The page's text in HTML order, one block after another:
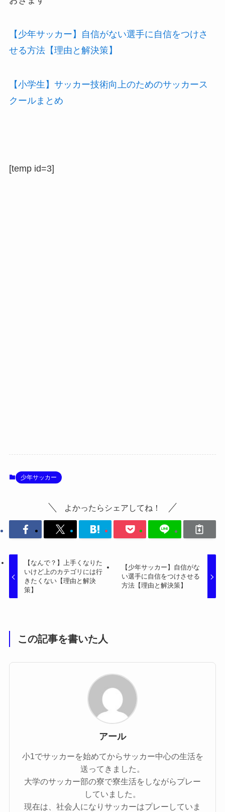
【少年サッカー】自信がない選手に自信をつけさ
せる方法【理由と解決策】
【小学生】サッカー技術向上のためのサッカース
クールまとめ
[temp id=3]
少年サッカー
よかったらシェアしてね！
【なんで？】上手くなりた
いけど上のカテゴリには行
きたくない【理由と解決
策】
【少年サッカー】自信がな
い選手に自信をつけさせる
方法【理由と解決策】
この記事を書いた人
アール
小1でサッカーを始めてからサッカー中心の生活を
送ってきました。
大学のサッカー部の寮で寮生活をしながらプレー
していました。
現在は、社会人になりサッカーはプレーしていま